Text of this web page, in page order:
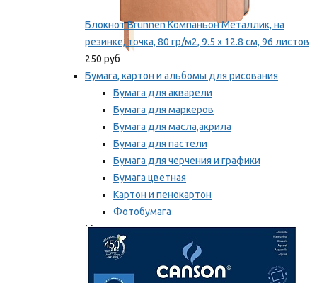
Блокнот Brunnen Компаньон Металлик, на
резинке, точка, 80 гр/м2, 9.5 х 12.8 см, 96 листов
250 руб
Бумага, картон и альбомы для рисования
Бумага для акварели
Бумага для маркеров
Бумага для масла,акрила
Бумага для пастели
Бумага для черчения и графики
Бумага цветная
Картон и пенокартон
Фотобумага
Мы рекомендуем